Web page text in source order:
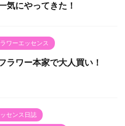
気にやってきた！
ワーエッセンス
ラワー本家で大人買い！
センス日誌